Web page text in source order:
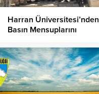
Harran Üniversitesi’nden
Basın Mensuplarını